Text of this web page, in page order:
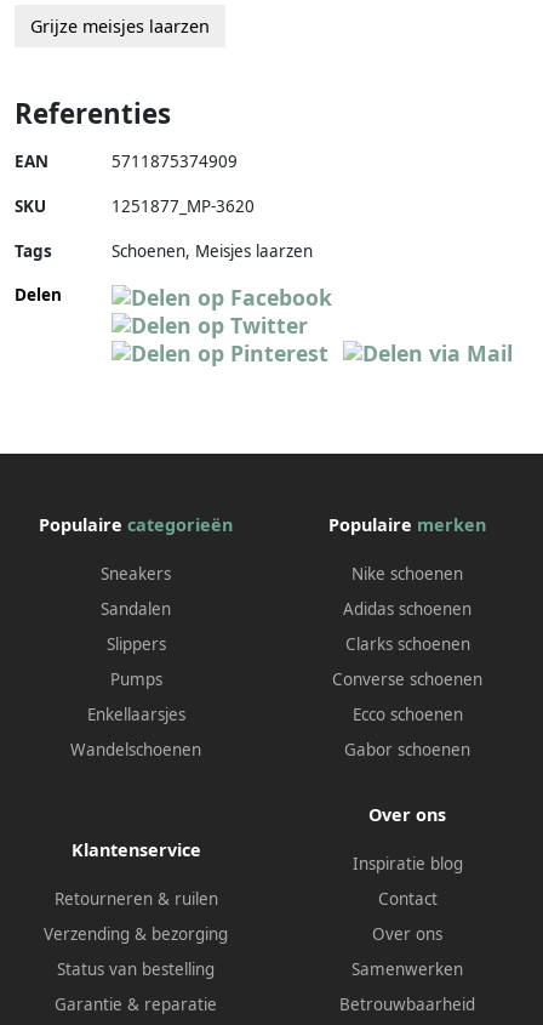
Grijze meisjes laarzen
Referenties
EAN 5711875374909
SKU 1251877_MP-3620
Tags
Schoenen, Meisjes laarzen
Delen
Populaire categorieën
Sneakers
Sandalen
Slippers
Pumps
Enkellaarsjes
Wandelschoenen
Populaire merken
Nike schoenen
Adidas schoenen
Clarks schoenen
Converse schoenen
Ecco schoenen
Gabor schoenen
Klantenservice
Retourneren & ruilen
Verzending & bezorging
Status van bestelling
Garantie & reparatie
Over ons
Inspiratie blog
Contact
Over ons
Samenwerken
Betrouwbaarheid